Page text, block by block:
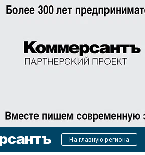
КоммерсантъНа главную региона